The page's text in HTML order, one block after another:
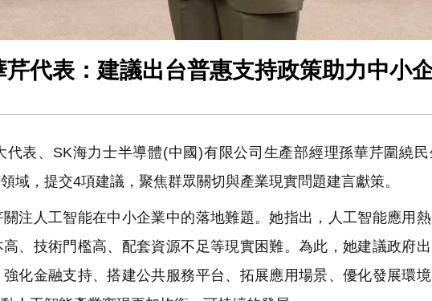
芹代表：建議出台普惠支持政策助力中小
表、SK海力士半導體(中國)有限公司生產部經理孫華芹圍繞
域，提交4項建議，聚焦群眾關切與產業現實問題建言獻策。
注人工智能在中小企業中的落地難題。她指出，人工智能應用
、技術門檻高、配套資源不足等現實困難。為此，她建議政府
化金融支持、搭建公共服務平台、拓展應用場景、優化發展環